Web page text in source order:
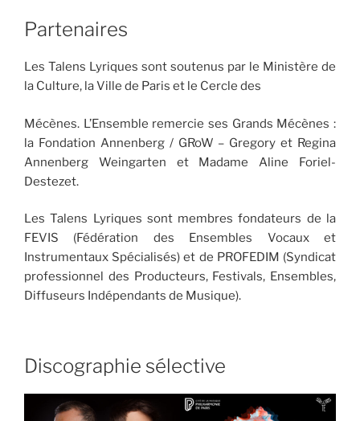
Partenaires
Les Talens Lyriques sont soutenus par le Ministère de
la Culture, la Ville de Paris et le Cercle des
Mécènes. L’Ensemble remercie ses Grands Mécènes :
la Fondation Annenberg / GRoW – Gregory et Regina
Annenberg Weingarten et Madame Aline Foriel-
Destezet.
Les Talens Lyriques sont membres fondateurs de la
FEVIS (Fédération des Ensembles Vocaux et
Instrumentaux Spécialisés) et de PROFEDIM (Syndicat
professionnel des Producteurs, Festivals, Ensembles,
Diffuseurs Indépendants de Musique).
Discographie sélective